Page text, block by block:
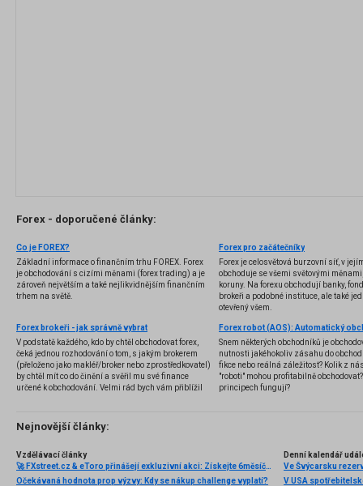
Forex - doporučené články:
Co je FOREX?
Základní informace o finančním trhu FOREX. Forex
je obchodování s cizími měnami (forex trading) a je
zároveň největším a také nejlikvidnějším finančním
trhem na světě.
Forex pro začátečníky
Forex je celosvětová burzovní síť, v
obchoduje se všemi světovými
koruny. Na forexu obchodují banky,
brokeři a podobné instituce, ale také
otevřený všem.
Forex brokeři - jak správně vybrat
V podstatě každého, kdo by chtěl obchodovat forex,
čeká jednou rozhodování o tom, s jakým brokerem
(přeloženo jako makléř/broker nebo zprostředkovatel)
by chtěl mít co do činění a svěřil mu své finance
určené k obchodování. Velmi rád bych vám přiblížil
několik příkladů nejznámějších z nich.
Snem některých obchodníků je
nutnosti jakéhokoliv zásahu do
fikce nebo reálná záležitost? Kolik z
"roboti" mohou profitabilně
principech fungují?
Nejnovější články:
Vzdělávací články
🚀 FXstreet.cz & eToro přinášejí exkluzivní akci: Získejte 6měsíční členství ve VIP zóně ZDARMA
Očekávaná hodnota prop výzvy: Kdy se nákup challenge vyplatí?
Denní kalendář
Ve Švýcarsku
V USA